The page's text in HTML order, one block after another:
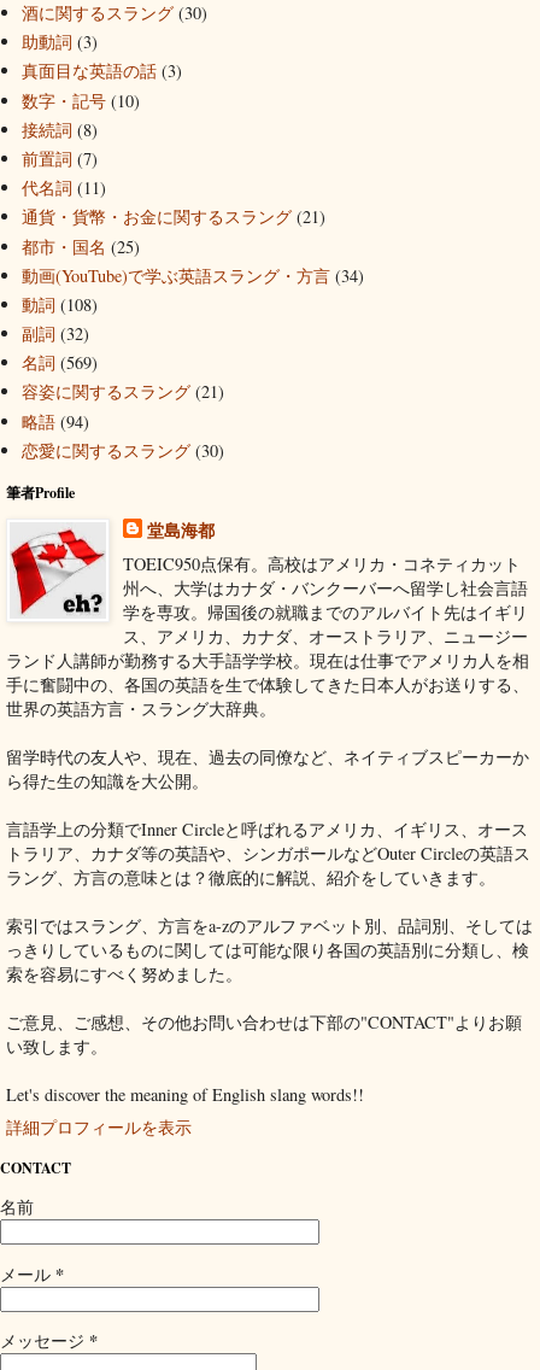
酒に関するスラング (30)
助動詞 (3)
真面目な英語の話 (3)
数字・記号 (10)
接続詞 (8)
前置詞 (7)
代名詞 (11)
通貨・貨幣・お金に関するスラング (21)
都市・国名 (25)
動画(YouTube)で学ぶ英語スラング・方言 (34)
動詞 (108)
副詞 (32)
名詞 (569)
容姿に関するスラング (21)
略語 (94)
恋愛に関するスラング (30)
筆者Profile
堂島海都
TOEIC950点保有。高校はアメリカ・コネティカット
州へ、大学はカナダ・バンクーバーへ留学し社会言語
学を専攻。帰国後の就職までのアルバイト先はイギリ
ス、アメリカ、カナダ、オーストラリア、ニュージー
ランド人講師が勤務する大手語学学校。現在は仕事でアメリカ人を相
手に奮闘中の、各国の英語を生で体験してきた日本人がお送りする、
世界の英語方言・スラング大辞典。
留学時代の友人や、現在、過去の同僚など、ネイティブスピーカーか
ら得た生の知識を大公開。
言語学上の分類でInner Circleと呼ばれるアメリカ、イギリス、オース
トラリア、カナダ等の英語や、シンガポールなどOuter Circleの英語ス
ラング、方言の意味とは？徹底的に解説、紹介をしていきます。
索引ではスラング、方言をa-zのアルファベット別、品詞別、そしては
っきりしているものに関しては可能な限り各国の英語別に分類し、検
索を容易にすべく努めました。
ご意見、ご感想、その他お問い合わせは下部の"CONTACT"よりお願
い致します。
Let's discover the meaning of English slang words!!
詳細プロフィールを表示
CONTACT
名前
メール *
メッセージ *